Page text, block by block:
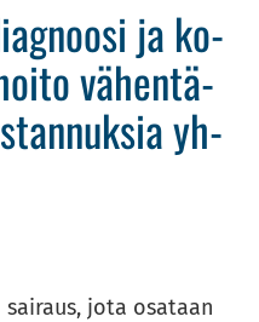
ja ko­
vä­hen­tä­
yh­
jota osa­taan